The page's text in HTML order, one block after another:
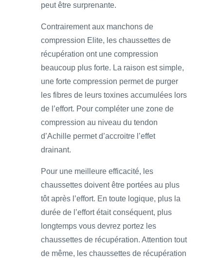
peut être surprenante.
Contrairement aux manchons de
compression Elite, les chaussettes de
récupération ont une compression
beaucoup plus forte. La raison est simple,
une forte compression permet de purger
les fibres de leurs toxines accumulées lors
de l’effort. Pour compléter une zone de
compression au niveau du tendon
d’Achille permet d’accroitre l’effet
drainant.
Pour une meilleure efficacité, les
chaussettes doivent être portées au plus
tôt après l’effort. En toute logique, plus la
durée de l’effort était conséquent, plus
longtemps vous devrez portez les
chaussettes de récupération. Attention tout
de même, les chaussettes de récupération